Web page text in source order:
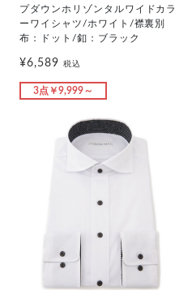
プダウンホリゾンタルワイドカラ
ーワイシャツ/ホワイト/襟裏別
布：ドット/釦：ブラック
¥6,589 税込
3点￥9,999～